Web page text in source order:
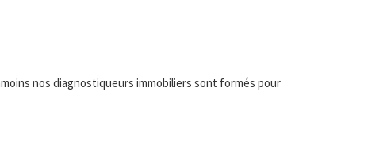
nos diagnostiqueurs immobiliers sont formés pour